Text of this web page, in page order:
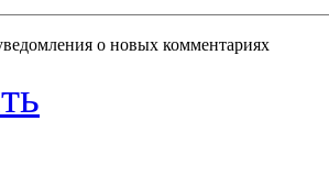
о новых комментариях